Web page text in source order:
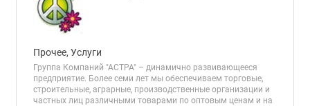
Прочее, Услуги
Группа Компаний "АСТРА" – динамично развивающееся
предприятие. Более семи лет мы обеспечиваем торговые,
строительные, аграрные, производственные организации и
частных лиц различными товарами по оптовым ценам и на